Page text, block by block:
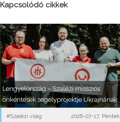
Kapcsolódó cikkek
Lengyelország – Szalézi missziós
önkéntesek segélyprojektje Ukrajnának
#Szalézi világ 2026-07-17, Péntek